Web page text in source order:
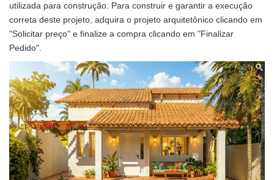
utilizada para construção. Para construir e garantir a execução
correta deste projeto, adquira o projeto arquitetônico clicando em
"Solicitar preço" e finalize a compra clicando em "Finalizar
Pedido".